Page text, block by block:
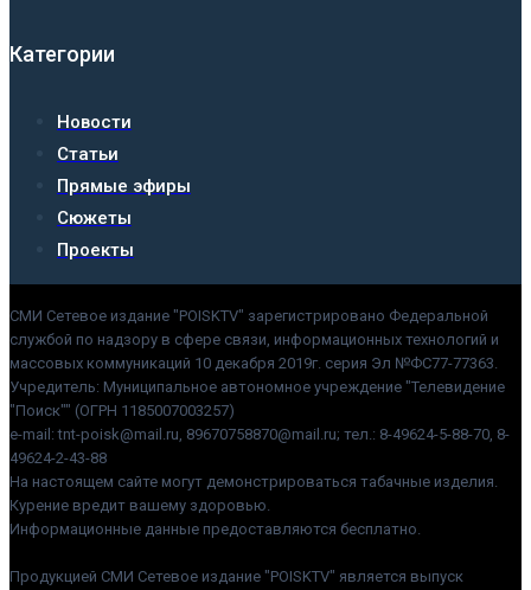
Категории
Новости
Статьи
Прямые эфиры
Сюжеты
Проекты
СМИ Сетевое издание "POISKTV" зарегистрировано Федеральной
службой по надзору в сфере связи, информационных технологий и
массовых коммуникаций 10 декабря 2019г. серия Эл №ФС77-77363.
Учредитель: Муниципальное автономное учреждение "Телевидение
"Поиск"" (ОГРН 1185007003257)
e-mail: tnt-poisk@mail.ru, 89670758870@mail.ru; тел.: 8-49624-5-88-70, 8-
49624-2-43-88
На настоящем сайте могут демонстрироваться табачные изделия.
Курение вредит вашему здоровью.
Информационные данные предоставляются бесплатно.
Продукцией СМИ Сетевое издание "POISKTV" является выпуск